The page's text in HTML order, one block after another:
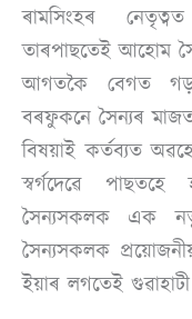
ৰামসিংহৰ
তাৰপাছতেই আহোম
আগতকৈ বেগত গড়,
বৰফুকনে সৈন্যৰ মাজত
বিষয়াই কৰ্তব্যত
স্বৰ্গদেৱে
সৈন্যসকলক এক
সৈন্যসকলক
ইয়াৰ লগতেই